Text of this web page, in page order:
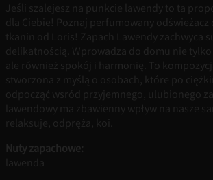
wynosiła:
34,90 zł.
wynosi:
16,90 zł.
Jeśli szalejesz na punkcie lawendy to ta
dla Ciebie! Poznaj perfumowany odświeżacz
tkanin od Loris! Zapach Lawendy zachwyca
delikatnością. Wprowadza do domu nie
ale również spokój i harmonię. To
stworzona z myślą o osobach, które po
odpocząć wsród przyjemnego, ulubionego
lawendowy ma zbawienny wpływ na nasze
relaksuje, odpręża, koi.
Nuty zapachowe:
lawenda